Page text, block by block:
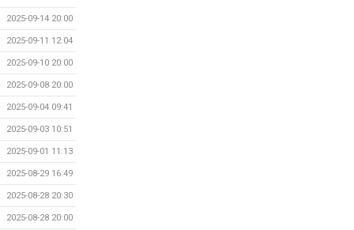
2025-09-14 20:00
2025-09-11 12:04
2025-09-10 20:00
2025-09-08 20:00
2025-09-04 09:41
2025-09-03 10:51
2025-09-01 11:13
2025-08-29 16:49
2025-08-28 20:30
2025-08-28 20:00